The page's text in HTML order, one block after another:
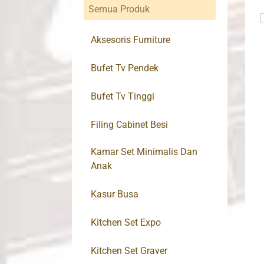
Semua Produk
Aksesoris Furniture
Bufet Tv Pendek
Bufet Tv Tinggi
Filing Cabinet Besi
Kamar Set Minimalis Dan
Anak
Kasur Busa
Kitchen Set Expo
Kitchen Set Graver